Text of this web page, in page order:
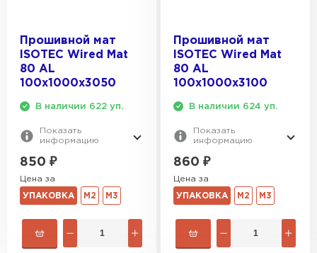
Прошивной мат
ISOTEC Wired Mat
80 AL
100х1000х3050
В наличии 622 уп.
Показать
информацию
850 ₽
Цена за
УПАКОВКА М2 М3
Прошивной мат
ISOTEC Wired Mat
80 AL
100х1000х3100
В наличии 624 уп.
Показать
информацию
860 ₽
Цена за
УПАКОВКА М2 М3